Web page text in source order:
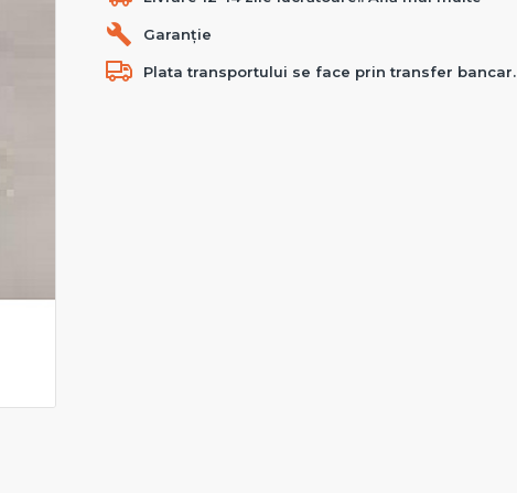
Garanție
Plata transportului se face prin transfer bancar.